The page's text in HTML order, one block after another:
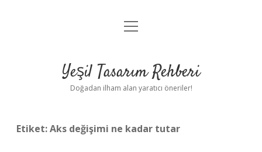
Anasayfa
Yasal Uyarı
menüyü
Yeşil Tasarım Rehberi
Doğadan ilham alan yaratıcı öneriler!
Etiket:Aks değişimi ne kadar tutar